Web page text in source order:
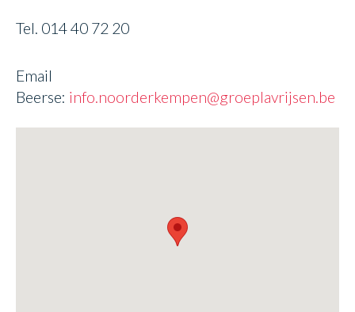
Tel. 014 40 72 20
Email
Beerse: info.noorderkempen@groeplavrijsen.be